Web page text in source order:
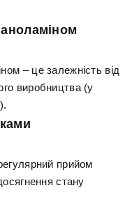
– це залежність від
виробництва (у
прийом
стану